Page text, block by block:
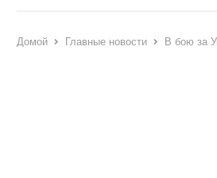
Домой Главные новости В бою за